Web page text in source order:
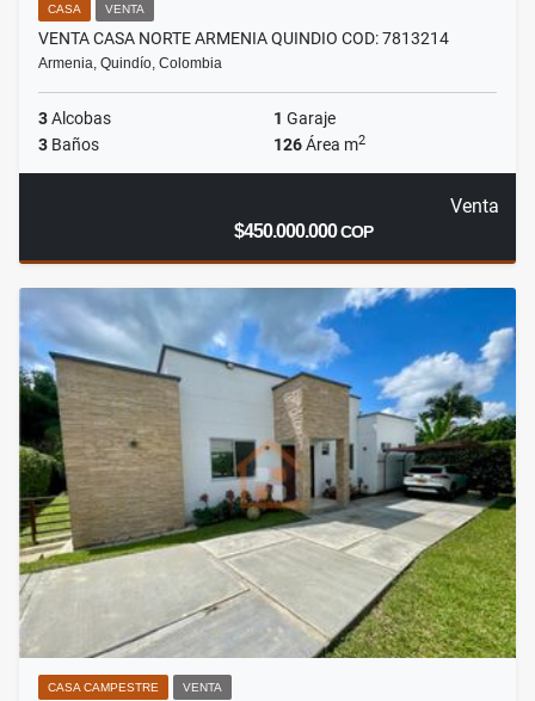
CASA VENTA
VENTA CASA NORTE ARMENIA QUINDIO COD: 7813214
Armenia, Quindío, Colombia
3Alcobas 1 Garaje
3 Baños 126Área m2
Venta
$450.000.000COP
CASA CAMPESTRE VENTA